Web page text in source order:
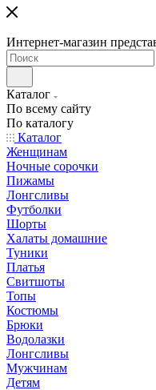
Интернет-магазин
Каталог
По всему сайту
По каталогу
Каталог
Женщинам
Ночные сорочки
Пижамы
Лонгсливы
Футболки
Шорты
Халаты домашние
Туники
Платья
Свитшоты
Топы
Костюмы
Брюки
Водолазки
Лонгсливы
Мужчинам
Детям